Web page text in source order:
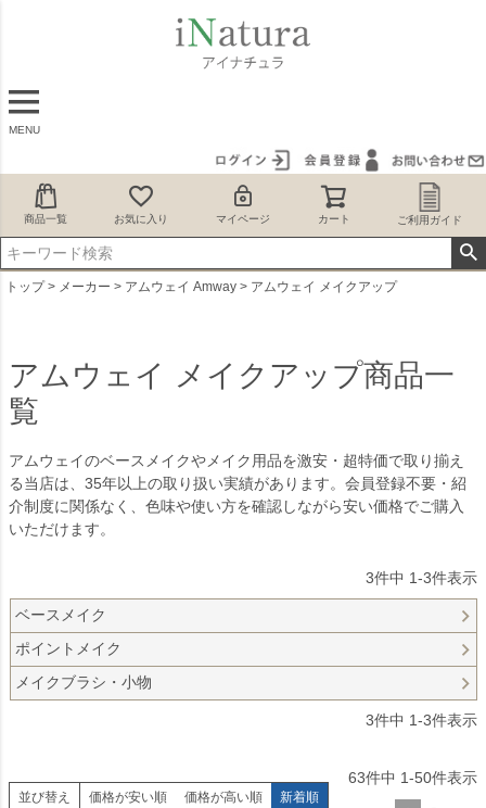
MENU
商品一覧 お気に入り マイページ カート ご利用ガイド
トップ メーカー アムウェイ Amway アムウェイ メイクアップ
アムウェイ メイクアップ商品一
覧
アムウェイのベースメイクやメイク用品を激安・超特価で取り揃え
る当店は、35年以上の取り扱い実績があります。会員登録不要・紹
介制度に関係なく、色味や使い方を確認しながら安い価格でご購入
いただけます。
3件中 1-3件表示
ベースメイク
ポイントメイク
メイクブラシ・小物
3件中 1-3件表示
並び替え 価格が安い順 価格が高い順 新着順
63件中 1-50件表示